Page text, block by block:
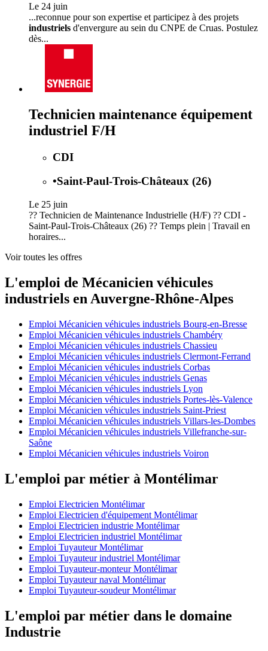
Le 24 juin
...reconnue pour son expertise et participez à des projets
industriels d'envergure au sein du CNPE de Cruas. Postulez
dès...
Technicien maintenance équipement
industriel F/H
CDI
•Saint-Paul-Trois-Châteaux (26)
Le 25 juin
?? Technicien de Maintenance Industrielle (H/F) ?? CDI -
Saint-Paul-Trois-Châteaux (26) ?? Temps plein | Travail en
horaires...
Voir toutes les offres
L'emploi de Mécanicien véhicules
industriels en Auvergne-Rhône-Alpes
Emploi Mécanicien véhicules industriels Bourg-en-Bresse
Emploi Mécanicien véhicules industriels Chambéry
Emploi Mécanicien véhicules industriels Chassieu
Emploi Mécanicien véhicules industriels Clermont-Ferrand
Emploi Mécanicien véhicules industriels Corbas
Emploi Mécanicien véhicules industriels Genas
Emploi Mécanicien véhicules industriels Lyon
Emploi Mécanicien véhicules industriels Portes-lès-Valence
Emploi Mécanicien véhicules industriels Saint-Priest
Emploi Mécanicien véhicules industriels Villars-les-Dombes
Emploi Mécanicien véhicules industriels Villefranche-sur-
Saône
Emploi Mécanicien véhicules industriels Voiron
L'emploi par métier à Montélimar
Emploi Electricien Montélimar
Emploi Electricien d'équipement Montélimar
Emploi Electricien industrie Montélimar
Emploi Electricien industriel Montélimar
Emploi Tuyauteur Montélimar
Emploi Tuyauteur industriel Montélimar
Emploi Tuyauteur-monteur Montélimar
Emploi Tuyauteur naval Montélimar
Emploi Tuyauteur-soudeur Montélimar
L'emploi par métier dans le domaine
Industrie